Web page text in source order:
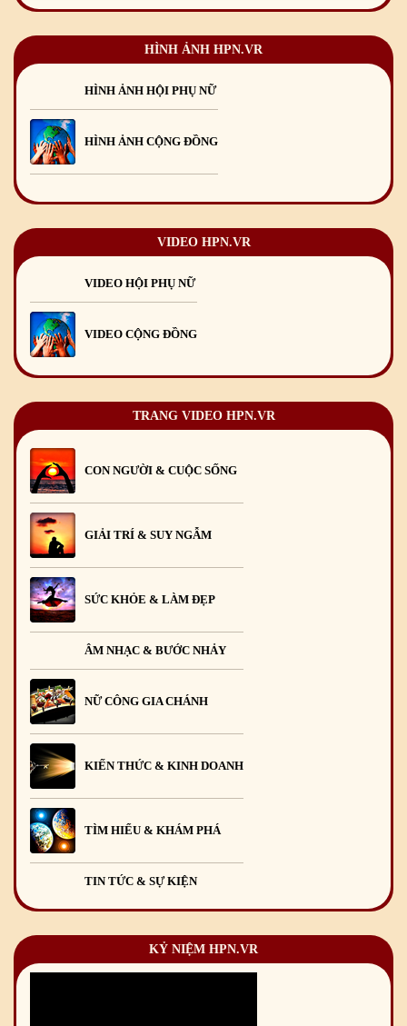
Mừng Xuân Canh Tý 2020 22/01/2020
Chúc mừng Giáng sinh và Năm mới 2020
Mừng Xuân Kỷ Hợi 2019
Chúc mừng Giáng sinh và Năm mới 2019
Chúc mừng Giáng sinh và Năm mới 2026 24/12/2025
Mừng Xuân Giáp Thìn 2024 09/02
HÌNH ẢNH HPN.VR
HÌNH ẢNH HỘI PHỤ NỮ
HÌNH ẢNH CỘNG ĐỒNG
VIDEO HPN.VR
VIDEO HỘI PHỤ NỮ
VIDEO CỘNG ĐỒNG
TRANG VIDEO HPN.VR
CON NGƯỜI & CUỘC SỐNG
GIẢI TRÍ & SUY NGẪM
SỨC KHỎE & LÀM ĐẸP
ÂM NHẠC & BƯỚC NHẢY
NỮ CÔNG GIA CHÁNH
KIẾN THỨC & KINH DOANH
TÌM HIỂU & KHÁM PHÁ
TIN TỨC & SỰ KIỆN
KỶ NIỆM HPN.VR